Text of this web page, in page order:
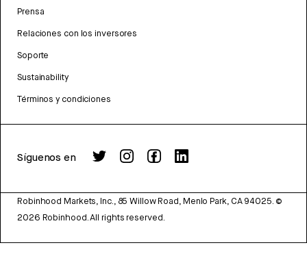
Prensa
Relaciones con los inversores
Soporte
Sustainability
Términos y condiciones
Síguenos en
Robinhood Markets, Inc., 85 Willow Road, Menlo Park, CA 94025. ©
2026 Robinhood. All rights reserved.